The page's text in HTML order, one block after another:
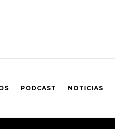
PODCAST NOTICIAS